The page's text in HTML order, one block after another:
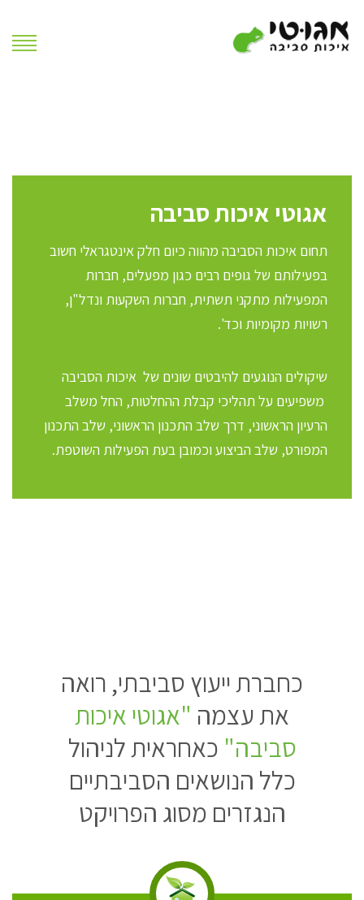
אגוטי איכות סביבה
תחום איכות הסביבה מהווה כיום חלק אינטגראלי חשוב
בפעילותם של גופים רבים כגון מפעלים, חברות
המפעילות מתקני תשתית, חברות השקעות ונדל"ן,
רשויות מקומיות וכד'.
שיקולים הנוגעים להיבטים שונים של איכות הסביבה
משפיעים על תהליכי קבלת ההחלטות, החל משלב
הרעיון הראשוני, דרך שלב התכנון הראשוני, שלב התכנון
המפורט, שלב הביצוע וכמובן בעת הפעילות השוטפת.
כחברת ייעוץ סביבתי, רואה
את עצמה "אגוטי איכות
סביבה" כאחראית לניהול
כלל הנושאים הסביבתיים
הנגזרים מסוג הפרויקט